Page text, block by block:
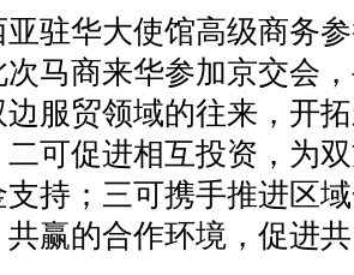
华大使馆高级商务参
马商来华参加京交会
服贸领域的往来，开
可促进相互投资，为
持；三可携手推进区
赢的合作环境，促进